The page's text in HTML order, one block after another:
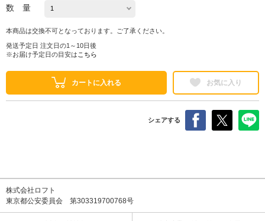
数 量
本商品は交換不可となっております。ご了承ください。
発送予定日 注文日の1～10日後
※お届け予定日の目安は こちら
カートに入れる お気に入り
シェアする
株式会社ロフト
東京都公安委員会 第303319700768号